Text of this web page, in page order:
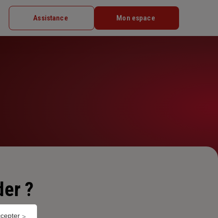
Assistance Mon espace
?